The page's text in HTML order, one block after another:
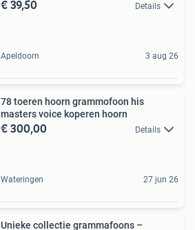
€ 39,50 Details
Apeldoorn 3 aug 26
78 toeren hoorn grammofoon his
masters voice koperen hoorn
€ 300,00 Details
Wateringen 27 jun 26
Unieke collectie grammafoons –